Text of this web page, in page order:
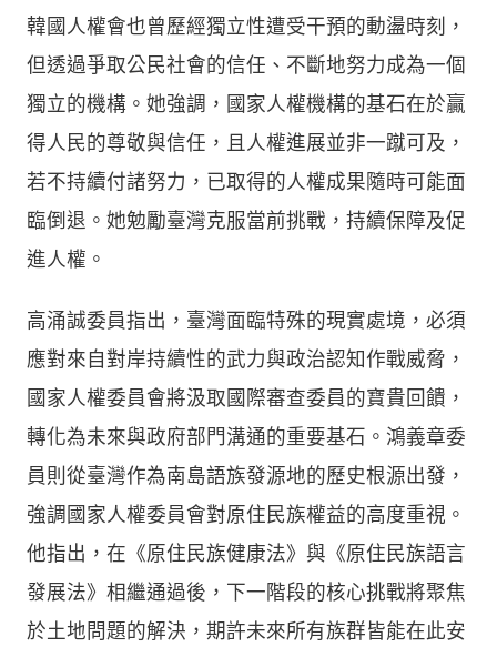
韓國人權會也曾歷經獨立性遭受干預的動盪時刻，
但透過爭取公民社會的信任、不斷地努力成為一個
獨立的機構。她強調，國家人權機構的基石在於贏
得人民的尊敬與信任，且人權進展並非一蹴可及，
若不持續付諸努力，已取得的人權成果隨時可能面
臨倒退。她勉勵臺灣克服當前挑戰，持續保障及促
進人權。
高涌誠委員指出，臺灣面臨特殊的現實處境，必須
應對來自對岸持續性的武力與政治認知作戰威脅，
國家人權委員會將汲取國際審查委員的寶貴回饋，
轉化為未來與政府部門溝通的重要基石。鴻義章委
員則從臺灣作為南島語族發源地的歷史根源出發，
強調國家人權委員會對原住民族權益的高度重視。
他指出，在《原住民族健康法》與《原住民族語言
發展法》相繼通過後，下一階段的核心挑戰將聚焦
於土地問題的解決，期許未來所有族群皆能在此安